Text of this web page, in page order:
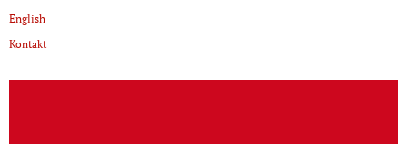
English
Kontakt